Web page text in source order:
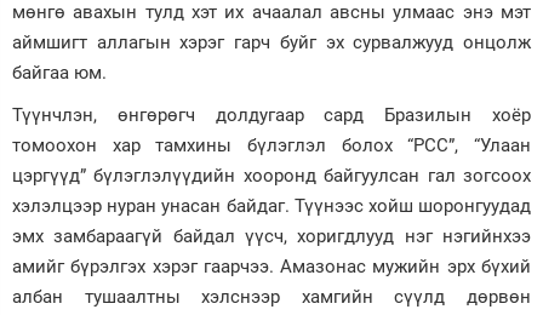
мөнгө авахын тулд хэт их ачаалал авсны улмаас энэ мэт
аймшигт аллагын хэрэг гарч буйг эх сурвалжууд онцолж
байгаа юм.
Түүнчлэн, өнгөрөгч долдугаар сард Бразилын хоёр
томоохон хар тамхины бүлэглэл болох “PCC”, “Улаан
цэргүүд” бүлэглэлүүдийн хооронд байгуулсан гал зогсоох
хэлэлцээр нуран унасан байдаг. Түүнээс хойш шоронгуудад
эмх замбараагүй байдал үүсч, хоригдлууд нэг нэгийнхээ
амийг бүрэлгэх хэрэг гаарчээ. Амазонас мужийн эрх бүхий
албан тушаалтны хэлснээр хамгийн сүүлд дөрвөн